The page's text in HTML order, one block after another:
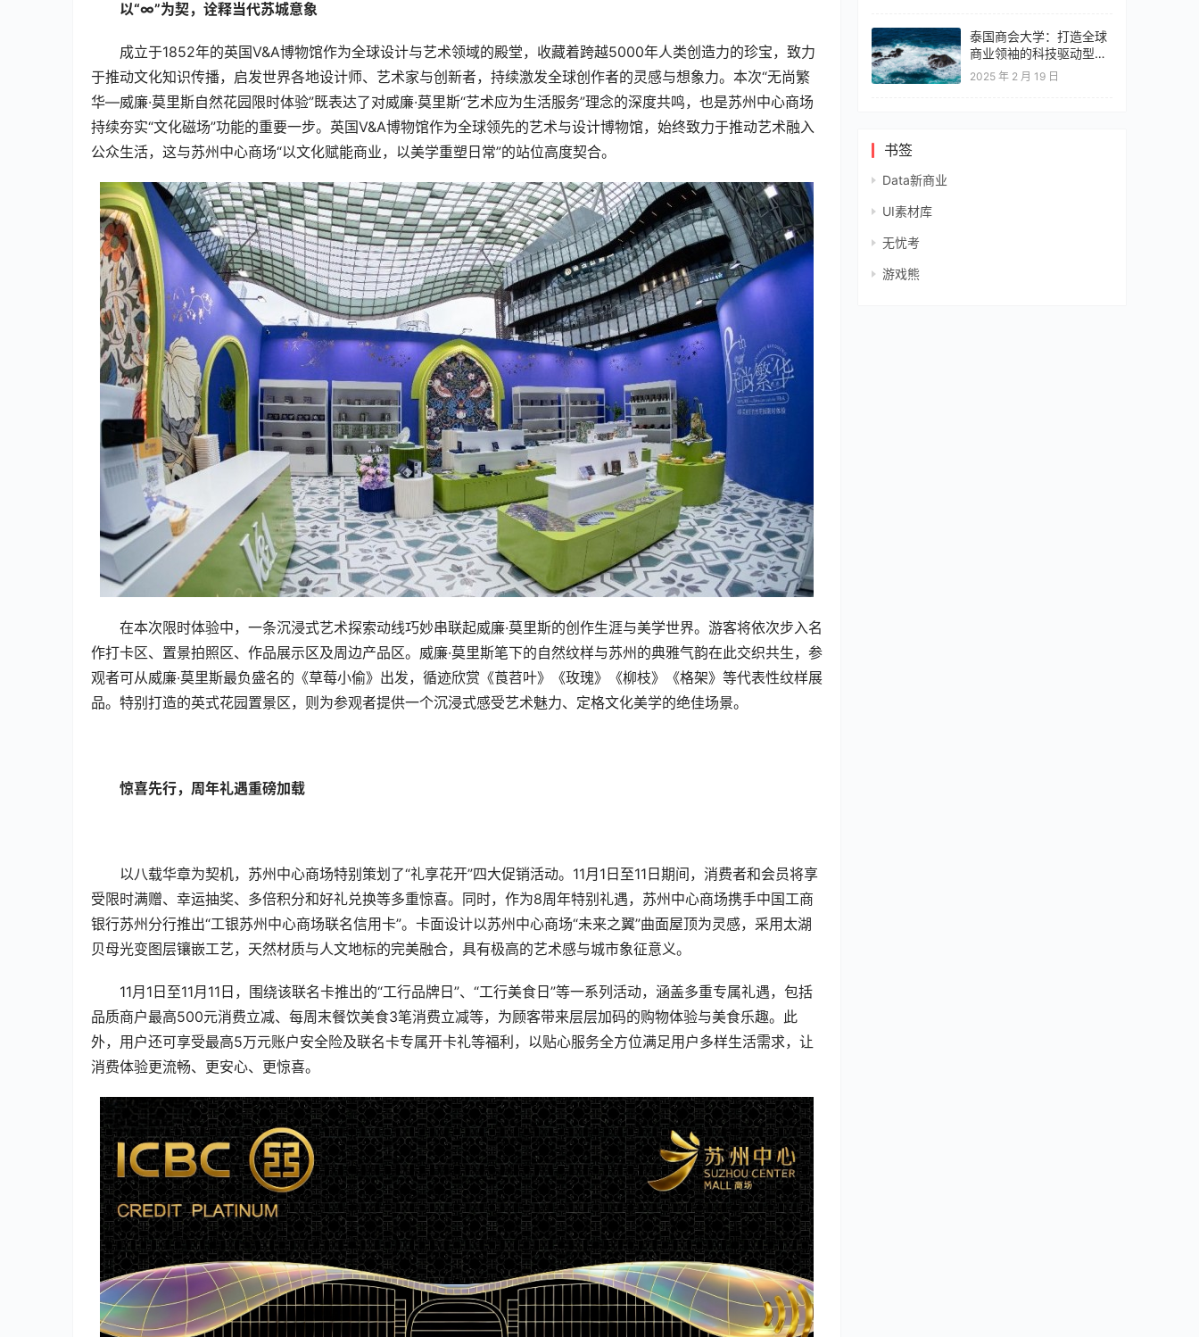
以“∞”为契，诠释当代苏城意象
成立于1852年的英国V&A博物馆作为全球设计与艺术领域的殿堂，收藏着跨越5000年人类创造力的珍宝，致力
于推动文化知识传播，启发世界各地设计师、艺术家与创新者，持续激发全球创作者的灵感与想象力。本次“无尚繁
华—威廉·莫里斯自然花园限时体验”既表达了对威廉·莫里斯“艺术应为生活服务”理念的深度共鸣，也是苏州中心商场
持续夯实“文化磁场”功能的重要一步。英国V&A博物馆作为全球领先的艺术与设计博物馆，始终致力于推动艺术融入
公众生活，这与苏州中心商场“以文化赋能商业，以美学重塑日常”的站位高度契合。
在本次限时体验中，一条沉浸式艺术探索动线巧妙串联起威廉·莫里斯的创作生涯与美学世界。游客将依次步入名
作打卡区、置景拍照区、作品展示区及周边产品区。威廉·莫里斯笔下的自然纹样与苏州的典雅气韵在此交织共生，参
观者可从威廉·莫里斯最负盛名的《草莓小偷》出发，循迹欣赏《莨苕叶》《玫瑰》《柳枝》《格架》等代表性纹样展
品。特别打造的英式花园置景区，则为参观者提供一个沉浸式感受艺术魅力、定格文化美学的绝佳场景。
惊喜先行，周年礼遇重磅加载
以八载华章为契机，苏州中心商场特别策划了“礼享花开”四大促销活动。11月1日至11日期间，消费者和会员将享
受限时满赠、幸运抽奖、多倍积分和好礼兑换等多重惊喜。同时，作为8周年特别礼遇，苏州中心商场携手中国工商
银行苏州分行推出“工银苏州中心商场联名信用卡”。卡面设计以苏州中心商场“未来之翼”曲面屋顶为灵感，采用太湖
贝母光变图层镶嵌工艺，天然材质与人文地标的完美融合，具有极高的艺术感与城市象征意义。
11月1日至11月11日，围绕该联名卡推出的“工行品牌日”、“工行美食日”等一系列活动，涵盖多重专属礼遇，包括
品质商户最高500元消费立减、每周末餐饮美食3笔消费立减等，为顾客带来层层加码的购物体验与美食乐趣。此
外，用户还可享受最高5万元账户安全险及联名卡专属开卡礼等福利，以贴心服务全方位满足用户多样生活需求，让
消费体验更流畅、更安心、更惊喜。
泰国商会大学：打造全球
商业领袖的科技驱动型教
育高地
2025 年 2 月 19 日
书签
Data新商业
UI素材库
无忧考
游戏熊